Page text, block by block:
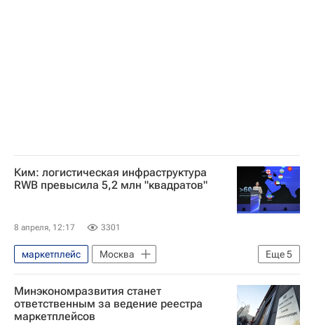
Ким: логистическая инфраструктура
RWB превысила 5,2 млн "квадратов"
8 апреля, 12:17 3301
Еще5
маркетплейс
Москва
Татьяна Ким (Бакальчук)
Вайлдберриз (Wildberries)
Бизнес
Предприниматели
Минэкономразвития станет
ответственным за ведение реестра
маркетплейсов